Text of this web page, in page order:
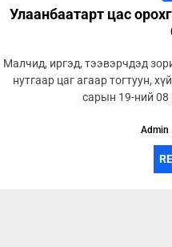
Улаанбаатарт цас
Малчид, иргэд, тээвэрчдэд
нутгаар цаг агаар тогтуун,
сарын 19-ний 08
Admin